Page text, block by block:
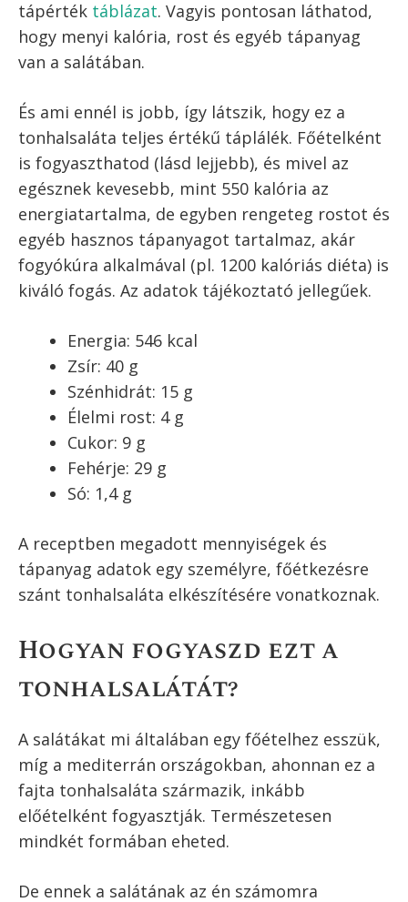
A tonhalsaláta elmaradhatatlan eleme a tonhal
Locsold meg egy kevés extra szűz
olívaolajjal és citromlével.
A tonhalsaláta kész, fogyaszd
egészséggel!
Tonhalsaláta
tápanyagtartalma
Ahogy a bevezetőben írtam, ennek a
tonhalsaláta receptnek a legjobb része a
tápérték
táblázat . Vagyis pontosan láthatod,
hogy menyi kalória, rost és egyéb tápanyag
van a salátában.
És ami ennél is jobb, így látszik, hogy ez a
is fogyaszthatod (lásd lejjebb), és mivel az
egésznek kevesebb, mint 550 kalória az
energiatartalma, de egyben rengeteg rostot és
fogyókúra alkalmával (pl. 1200 kalóriás diéta) is
kiváló fogás. Az adatok tájékoztató jellegűek.
Energia: 546 kcal
Zsír: 40 g
Élelmi rost: 4 g